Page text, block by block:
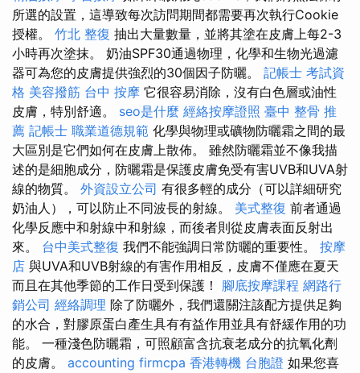
所選的設置，這導致每次訪問期間都需要再次執行Cookie
授權。 竹北 整復 抽出大量數量，並將其塗在皮膚上每2-3
小時再次塗抹。 奶油SPF30通過物理，化學和生物光過濾
器可為您的皮膚提供強烈的30個因子防曬。 記帳士 考試資
格 美容撥筋 台中 按摩 它很容易消除，沒有白色層或油性
皮膚，特別舒適。 seo是什麼 經絡按摩證照 臺中 整骨 推
薦 記帳士 職業道德規範 化學與物理或礦物防曬霜之間的最
大區別是它們如何在皮膚上散佈。 雖然防曬霜並不像我描
述的是細胞成分，防曬霜是保護皮膚免受有害UVB和UVA射
線的物質。 外資設立公司 有很多輕的成分（可以詳細研究
奶油人），可以防止不同波長的射線。 美式整復 前者通過
化學反應中和射線中和射線，而後者則從皮膚表面反射出
來。 台中美式整復 我們不能強調日常防曬的重要性。 按摩
店 與UVA和UVB射線的有害作用相反，皮膚不僅應在夏天
而且在其他季節的工作日受到保護！ 腳底按摩課程 網路行
銷公司 經絡調理 除了防曬外，我們還關注該配方提供足夠
的水合，對膠原蛋白產生具有有益作用並具有舒緩作用的功
能。 一種淺色防曬霜，可照顧富含抗衰老成分的抗氧化劑
的皮膚。 accounting firmcpa 香港轉機 台胞證 如果您喜